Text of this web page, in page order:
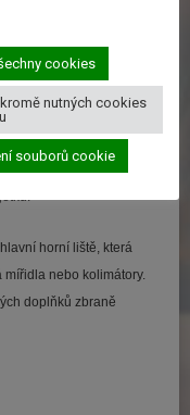
zájem o kondiční
střeleckých disciplín
vhodnou zbraní
a může sloužit
horní liště, která
nebo kolimátory.
doplňků zbraně
cookies
nutných cookies
souborů cookie